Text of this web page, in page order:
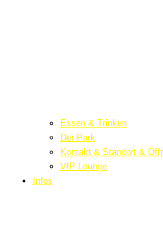
Essen & Trinken
Der Park
Kontakt & Standort &
VIP Lounge
Infos